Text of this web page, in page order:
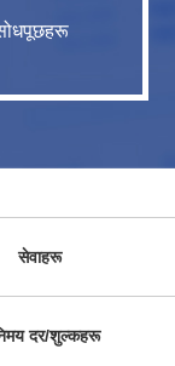
सेवाहरू
दर/शुल्कहरू